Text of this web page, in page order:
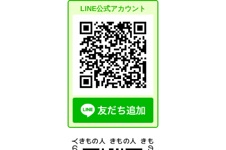
LINE公式アカウント